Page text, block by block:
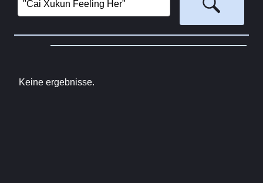
Keine ergebnisse.